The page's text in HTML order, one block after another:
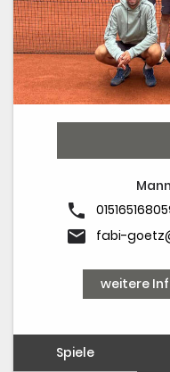
phone
email fabi-
weitere
Spiele